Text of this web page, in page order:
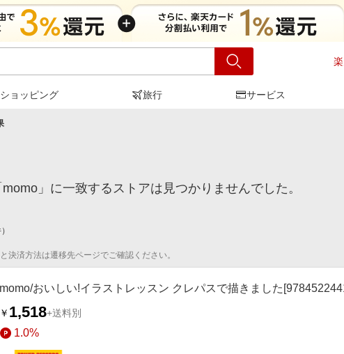
ショッピング 旅行 サービス
」に一致するストアは見つかりませんでした。
決済方法は遷移先ページでご確認ください。
momo/おいしい!イラストレッスン クレパスで描きました
￥ 1,518+送料別
1.0%